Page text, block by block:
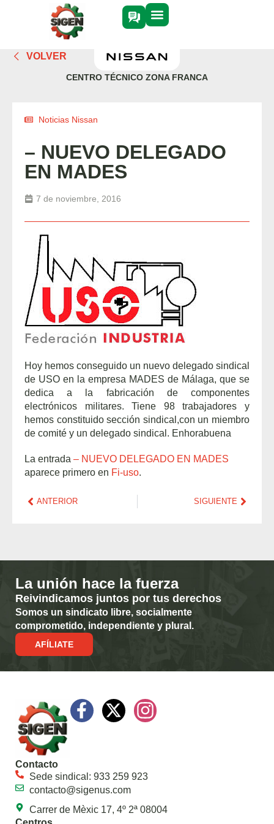
VOLVER
CENTRO TÉCNICO ZONA FRANCA
Noticias Nissan
– NUEVO DELEGADO
EN MADES
7 de noviembre, 2016
Hoy hemos conseguido un nuevo delegado sindical
de USO en la empresa MADES de Málaga, que se
dedica a la fabricación de componentes
electrónicos militares. Tiene 98 trabajadores y
hemos constituido sección sindical,con un miembro
de comité y un delegado sindical. Enhorabuena
La entrada – NUEVO DELEGADO EN MADES
aparece primero en Fi-uso.
ANTERIOR SIGUIENTE
La unión hace la fuerza
Reivindicamos juntos por tus derechos
Somos un sindicato libre, socialmente
comprometido, independiente y plural.
AFÍLIATE
Contacto
Sede sindical: 933 259 923
contacto@sigenus.com
Carrer de Mèxic 17, 4º 2ª 08004